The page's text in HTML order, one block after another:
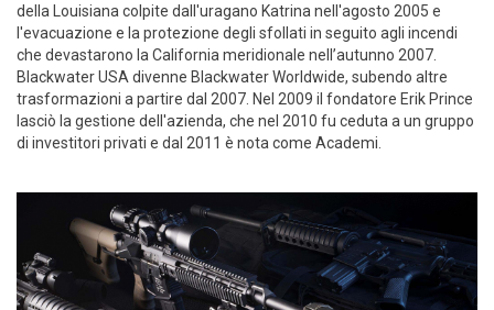
della Louisiana colpite dall'uragano Katrina nell'agosto 2005 e
l'evacuazione e la protezione degli sfollati in seguito agli incendi
che devastarono la California meridionale nell’autunno 2007.
Blackwater USA divenne Blackwater Worldwide, subendo altre
trasformazioni a partire dal 2007. Nel 2009 il fondatore Erik Prince
lasciò la gestione dell'azienda, che nel 2010 fu ceduta a un gruppo
di investitori privati e dal 2011 è nota come Academi.